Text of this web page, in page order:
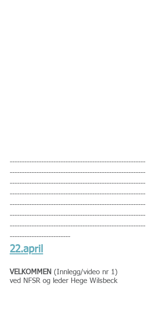
--------------------------------------------------------
--------------------------------------------------------
--------------------------------------------------------
--------------------------------------------------------
--------------------------------------------------------
--------------------------------------------------------
--------------------------------------------------------
-------------------------
22.april
VELKOMMEN (Innlegg/video nr 1)
ved NFSR og leder Hege Wilsbeck